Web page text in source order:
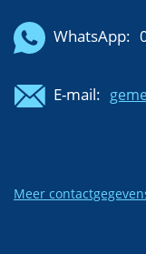
WhatsApp:
E-mail:
Meer